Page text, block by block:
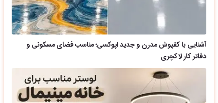
آشنایی با کفپوش مدرن و جدید اپوکسی؛ مناسب فضای مسکونی و
دفاتر کار لاکچری